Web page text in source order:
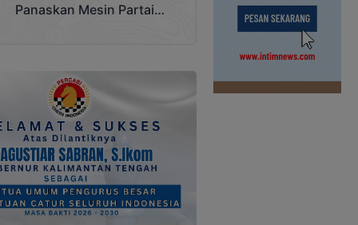
Panaskan Mesin Partai